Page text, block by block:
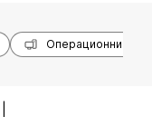
Операционни